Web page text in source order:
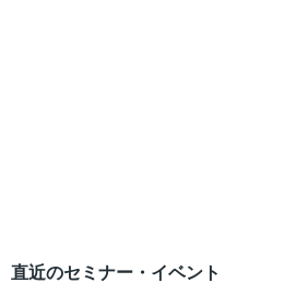
直近のセミナー・イベント